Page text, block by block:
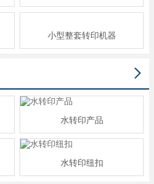
小型整套转印机器

水转印产品
水转印纽扣